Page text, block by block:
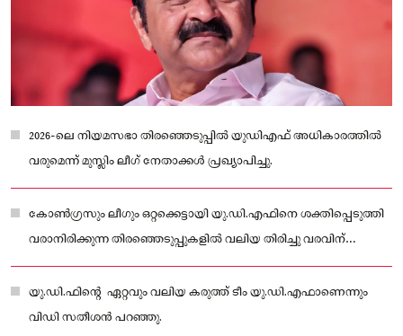
2026-ലെ നിയമസഭാ തിരഞ്ഞെടുപ്പിൽ യുഡിഎഫ് അധികാരത്തിൽ
വരുമെന്ന് മുസ്ലിം ലീഗ് നേതാക്കൾ പ്രഖ്യാപിച്ചു.
കോണ്‍ഗ്രസും ലീഗും ഒറ്റക്കെട്ടായി യു.ഡി.എഫിനെ ശക്തിപ്പെടുത്തി
വരാനിരിക്കുന്ന തിരഞ്ഞെടുപ്പുകളില്‍ വലിയ തിരിച്ചു വരവിന്
വേണ്ടിയുള്ള പ്രയത്‌നത്തിലാണ്.
യു.ഡി.ഫിന്റെ ഏറ്റവും വലിയ കരുത്ത് ടീം യു.ഡി.എഫാണെന്നും
വിഡി സതീശന്‍ പറഞ്ഞു.